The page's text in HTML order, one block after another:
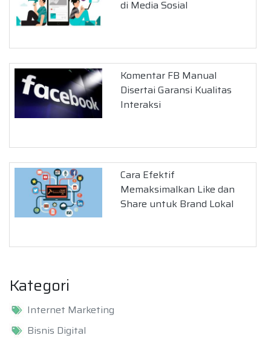
di Media Sosial
Komentar FB Manual
Disertai Garansi Kualitas
Interaksi
Cara Efektif
Memaksimalkan Like dan
Share untuk Brand Lokal
Kategori
Internet Marketing
Bisnis Digital